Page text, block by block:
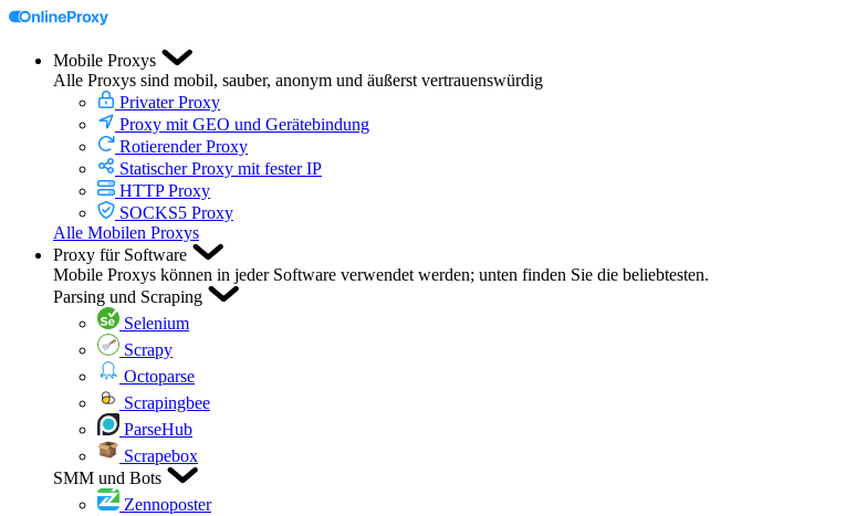
Mobile Proxys
Alle Proxys sind mobil, sauber, anonym und äußerst vertrauenswürdig
Privater Proxy
Proxy mit GEO und Gerätebindung
Rotierender Proxy
Statischer Proxy mit fester IP
HTTP Proxy
SOCKS5 Proxy
Alle Mobilen Proxys
Proxy für Software
Mobile Proxys können in jeder Software verwendet werden; unten finden Sie die beliebtesten.
Parsing und Scraping
Selenium
Scrapy
Octoparse
Scrapingbee
ParseHub
Scrapebox
SMM und Bots
Zennoposter